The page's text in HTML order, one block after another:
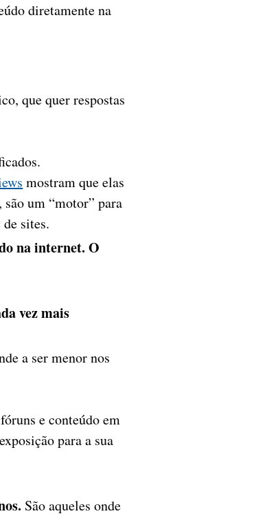
diretamente na
que quer respostas
mostram que elas
um “motor” para
sites.
na internet. O
vez mais
a ser menor nos
e conteúdo em
para a sua
São aqueles onde